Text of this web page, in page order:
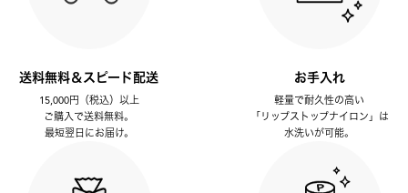
送料無料＆スピード配送
15,000円（税込）以上
ご購入で送料無料。
最短翌日にお届け。
お手入れ
軽量で耐久性の高い
「リップストップナイロン」は
水洗いが可能。